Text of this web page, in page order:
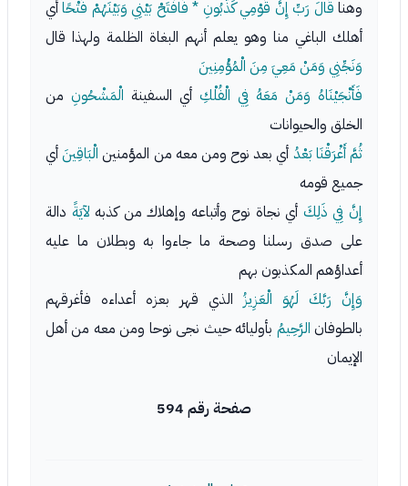
وهنا قَالَ رَبِّ إِنَّ قَوْمِي كَذَّبُونِ * فَافْتَحْ بَيْنِي وَبَيْنَهُمْ فَتْحًاأي
أهلك الباغي منا وهو يعلم أنهم البغاة الظلمة ولهذا قال
وَنَجِّنِي وَمَنْ مَعِيَ مِنَ الْمُؤْمِنِينَ
فَأَنْجَيْنَاهُ وَمَنْ مَعَهُ فِي الْفُلْكِ أي السفينة الْمَشْحُونِ من
الخلق والحيوانات
ثُمَّ أَغْرَقْنَا بَعْدُ أي بعد نوح ومن معه من المؤمنين الْبَاقِينَأي
جميع قومه
إِنَّ فِي ذَلِكَ أي نجاة نوح وأتباعه وإهلاك من كذبه لآيَةً دالة
على صدق رسلنا وصحة ما جاءوا به وبطلان ما عليه
أعداؤهم المكذبون بهم
وَإِنَّ رَبَّكَ لَهُوَ الْعَزِيزُ الذي قهر بعزه أعداءه فأغرقهم
بالطوفان الرَّحِيمُ بأوليائه حيث نجى نوحا ومن معه من أهل
الإيمان
صفحة رقم 594